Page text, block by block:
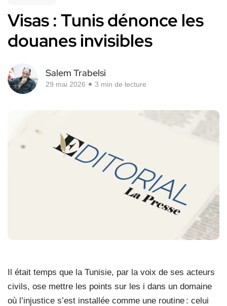
Visas : Tunis dénonce les
douanes invisibles
Salem Trabelsi
29 mai 2026 3 min de lecture
Il était temps que la Tunisie, par la voix de ses acteurs
civils, ose mettre les points sur les i dans un domaine
où l’injustice s’est installée comme une routine : celui